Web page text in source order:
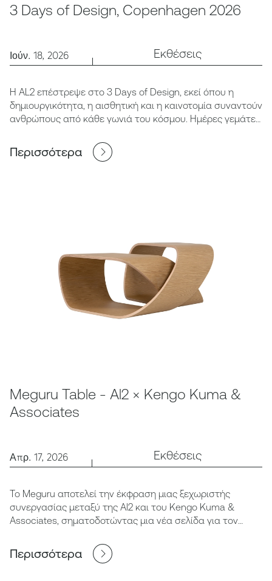
3 Days of Design, Copenhagen 2026
Ιούν. 18, 2026 Εκθέσεις
Η AL2 επέστρεψε στο 3 Days of Design, εκεί όπου η
δημιουργικότητα, η αισθητική και η καινοτομία συναντούν
ανθρώπους από κάθε γωνιά του κόσμου. Ημέρες γεμάτες
ιδεών, σε μια διοργάνωση που αναδεικνύει τη σύγχρονη
αισθητική, τη δεξιοτεχνία και τη δύναμη της ανθρώπινης
Περισσότερα
Meguru Table - Al2 × Kengo Kuma &
Associates
Απρ. 17, 2026 Εκθέσεις
Το Meguru αποτελεί την έκφραση μιας ξεχωριστής
συνεργασίας μεταξύ της Al2 και του Kengo Kuma &
Associates, σηματοδοτώντας μια νέα σελίδα για τον
Περισσότερα